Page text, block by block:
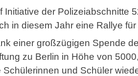
Initiative der Polizeiabschnitte
in diesem Jahr eine Rallye
einer großzügigen Spende
zu Berlin in Höhe von
Schülerinnen und Schüler